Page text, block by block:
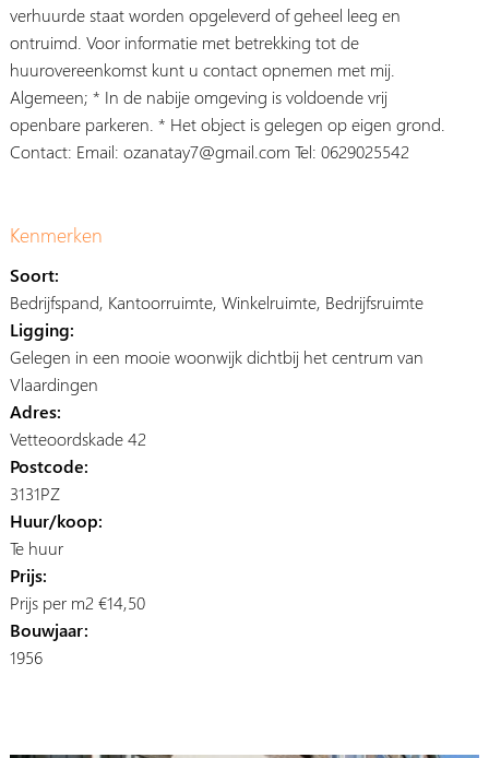
verhuurde staat worden opgeleverd of geheel leeg en
ontruimd. Voor informatie met betrekking tot de
huurovereenkomst kunt u contact opnemen met mij.
Algemeen; * In de nabije omgeving is voldoende vrij
openbare parkeren. * Het object is gelegen op eigen grond.
Contact: Email: ozanatay7@gmail.com Tel: 0629025542
Kenmerken
Soort:
Bedrijfspand, Kantoorruimte, Winkelruimte, Bedrijfsruimte
Ligging:
Gelegen in een mooie woonwijk dichtbij het centrum van
Vlaardingen
Adres:
Vetteoordskade 42
Postcode:
3131PZ
Huur/koop:
Te huur
Prijs:
Prijs per m2 €14,50
Bouwjaar:
1956